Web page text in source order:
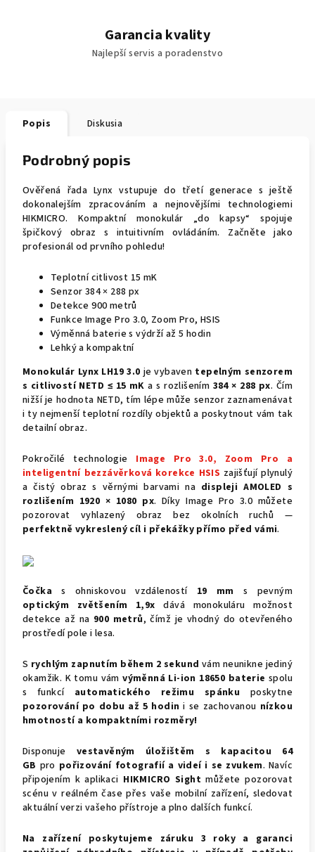
Garancia kvality
Najlepší servis a poradenstvo
Popis Diskusia
Podrobný popis
Ověřená řada Lynx vstupuje do třetí generace s ještě
dokonalejším zpracováním a nejnovějšími technologiemi
HIKMICRO. Kompaktní monokulár „do kapsy“ spojuje
špičkový obraz s intuitivním ovládáním. Začněte jako
profesionál od prvního pohledu!
Teplotní citlivost 15 mK
Senzor 384 × 288 px
Detekce 900 metrů
Funkce Image Pro 3.0, Zoom Pro, HSIS
Výměnná baterie s výdrží až 5 hodin
Lehký a kompaktní
Monokulár Lynx LH19 3.0 je vybaven tepelným senzorem
s citlivostí NETD ≤ 15 mK a s rozlišením 384 × 288 px. Čím
nižší je hodnota NETD, tím lépe může senzor zaznamenávat
i ty nejmenší teplotní rozdíly objektů a poskytnout vám tak
detailní obraz.
Pokročilé technologie Image Pro 3.0, Zoom Pro a
inteligentní bezzávěrková korekce HSIS zajišťují plynulý
a čistý obraz s věrnými barvami na displeji AMOLED s
rozlišením 1920 × 1080 px. Díky Image Pro 3.0 můžete
pozorovat vyhlazený obraz bez okolních ruchů —
perfektně vykreslený cíl i překážky přímo před vámi.
Čočka s ohniskovou vzdáleností 19 mm s pevným
optickým zvětšením 1,9x dává monokuláru možnost
detekce až na 900 metrů, čímž je vhodný do otevřeného
prostředí pole i lesa.
S rychlým zapnutím během 2 sekund vám neunikne jediný
okamžik. K tomu vámvýměnná Li-ion 18650 baterie spolu
s funkcí automatického režimu spánku poskytne
pozorování po dobu až 5 hodini se zachovanou nízkou
hmotností a kompaktními rozměry!
Disponuje vestavěným
úložištěm s kapacitou 64
GB pro pořizování fotografií a videí i se zvukem. Navíc
připojením k aplikaci HIKMICRO Sightmůžete pozorovat
scénu v reálném čase přes vaše mobilní zařízení, sledovat
aktuální verzi vašeho přístroje a plno dalších funkcí.
Na zařízení poskytujeme záruku 3 roky a garanci